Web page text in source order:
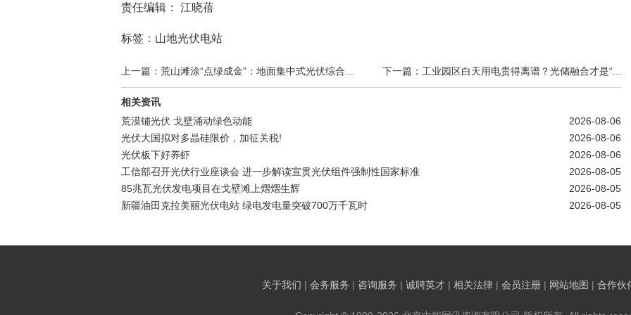
责任编辑： 江晓蓓
标签：山地光伏电站
上一篇：荒山滩涂“点绿成金”：地面集中式光伏综合... 下一篇：工业园区白天用电贵得离谱？光储融合才是“...
相关资讯
2026-08-06
荒漠铺光伏 戈壁涌动绿色动能
2026-08-06
光伏大国拟对多晶硅限价，加征关税!
2026-08-06
光伏板下好养虾
2026-08-05
工信部召开光伏行业座谈会 进一步解读宣贯光伏组件强制性国家标准
2026-08-05
85兆瓦光伏发电项目在戈壁滩上熠熠生辉
2026-08-05
新疆油田克拉美丽光伏电站 绿电发电量突破700万千瓦时
关于我们 | 会务服务 | 咨询服务 | 诚聘英才 | 相关法律 | 会员注册 | 网站地图 | 合作伙